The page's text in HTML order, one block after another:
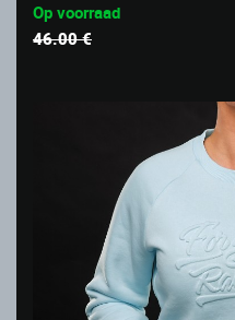
Op voorraad
46.00 €